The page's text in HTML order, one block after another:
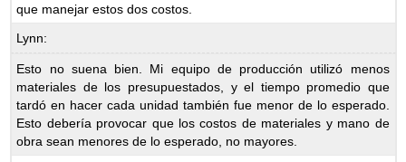
que manejar estos dos costos.
Lynn:
Esto no suena bien. Mi equipo de producción utilizó menos
materiales de los presupuestados, y el tiempo promedio que
tardó en hacer cada unidad también fue menor de lo esperado.
Esto debería provocar que los costos de materiales y mano de
obra sean menores de lo esperado, no mayores.